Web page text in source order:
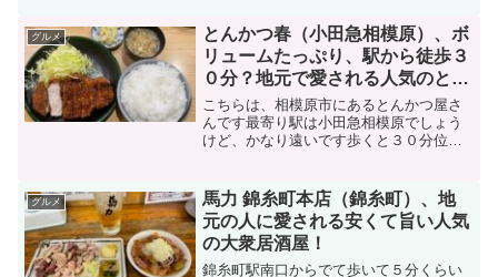
子にて創業！！行列のできる「八王子ラ
ーメン」の老舗店「八...
グルメ
とんかつ春（小田急相模原）、ボ
リュームたっぷり、駅から徒歩３
０分？地元で愛される人気のとん
かつ屋さん
こちらは、相模原市にあるとんかつ屋さ
んです最寄り駅は小田急相模原でしょう
けど、かなり遠いです歩くと３０分位は
は駐車スペースが２つありその左側に止
めましたカウンター席が５...
グルメ
馬力 錦糸町本店（錦糸町）、地
元の人に愛される安くて旨い人気
の大衆居酒屋！
錦糸町駅南口からでて歩いて５分くらい